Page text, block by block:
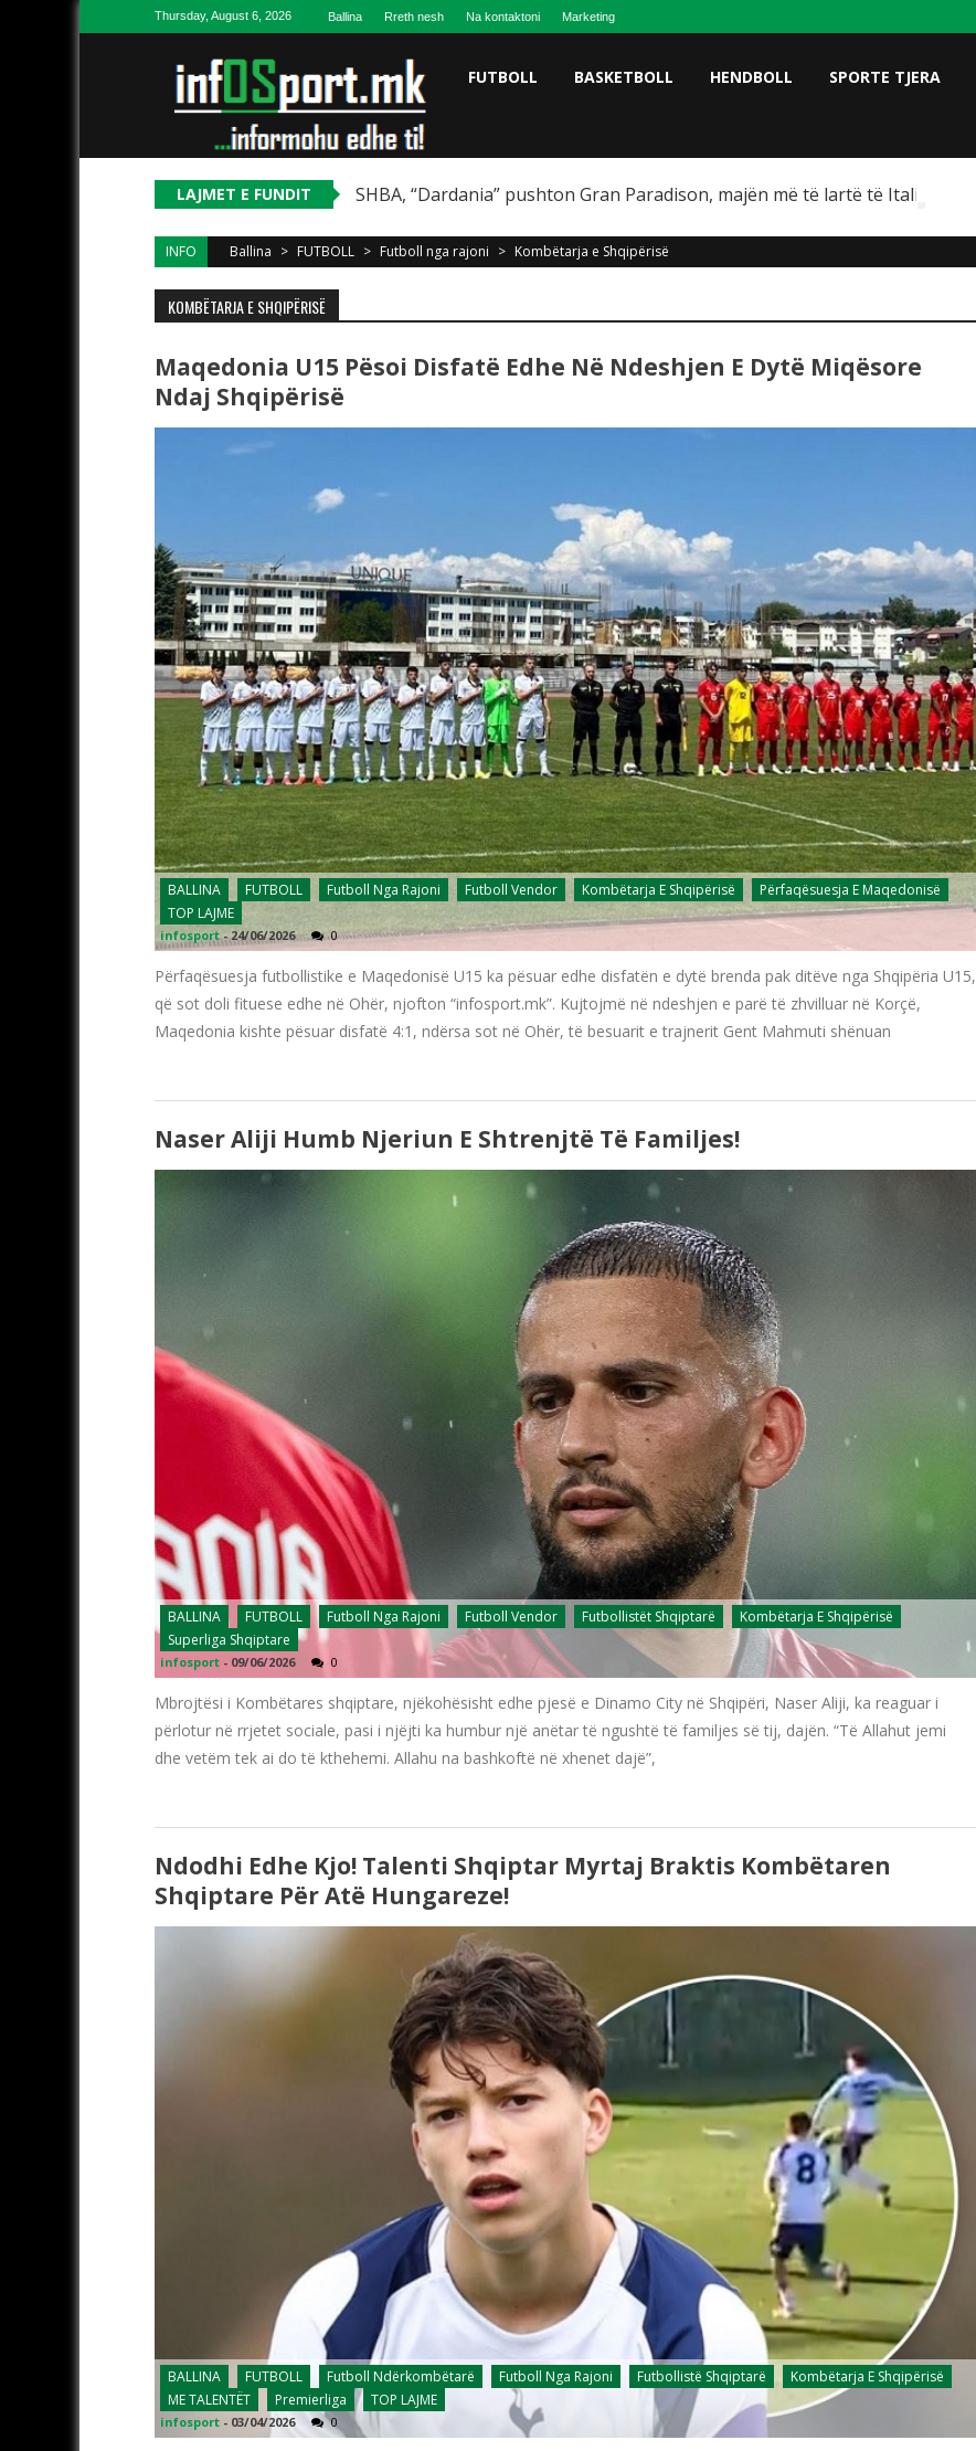
Skip to contentThursday, August 6, 2026 Ballina Rreth nesh Na kontaktoni Marketing
FUTBOLL BASKETBOLL HENDBOLL SPORTE TJERA
LAJMET E FUNDIT SHBA, “Dardania” pushton Gran Paradison, majën më të lartë të Italisë
INFO Ballina > FUTBOLL > Futboll nga rajoni > Kombëtarja e Shqipërisë
KOMBËTARJA E SHQIPËRISË
Maqedonia U15 Pësoi Disfatë Edhe Në Ndeshjen E Dytë Miqësore
Ndaj Shqipërisë
BALLINA FUTBOLL Futboll Nga Rajoni Futboll Vendor Kombëtarja E Shqipërisë
Përfaqësuesja E Maqedonisë
TOP LAJME
infosport -24/06/2026 0
Përfaqësuesja futbollistike e Maqedonisë U15 ka pësuar edhe disfatën e dytë brenda pak ditëve nga Shqipëria U15,
që sot doli fituese edhe në Ohër, njofton “infosport.mk”. Kujtojmë në ndeshjen e parë të zhvilluar në Korçë,
Maqedonia kishte pësuar disfatë 4:1, ndërsa sot në Ohër, të besuarit e trajnerit Gent Mahmuti shënuan
Naser Aliji Humb Njeriun E Shtrenjtë Të Familjes!
BALLINA FUTBOLL Futboll Nga Rajoni Futboll Vendor Futbollistët Shqiptarë
Kombëtarja E Shqipërisë
Superliga Shqiptare
infosport - 09/06/2026 0
Mbrojtësi i Kombëtares shqiptare, njëkohësisht edhe pjesë e Dinamo City në Shqipëri, Naser Aliji, ka reaguar i
përlotur në rrjetet sociale, pasi i njëjti ka humbur një anëtar të ngushtë të familjes së tij, dajën. “Të Allahut jemi
dhe vetëm tek ai do të kthehemi. Allahu na bashkoftë në xhenet dajë”,
Ndodhi Edhe Kjo! Talenti Shqiptar Myrtaj Braktis Kombëtaren
Shqiptare Për Atë Hungareze!
BALLINA FUTBOLL Futboll Ndërkombëtarë Futboll Nga Rajoni Futbollistë Shqiptarë
Kombëtarja E Shqipërisë
ME TALENTËT
Premierliga TOP LAJME
infosport - 03/04/2026 0